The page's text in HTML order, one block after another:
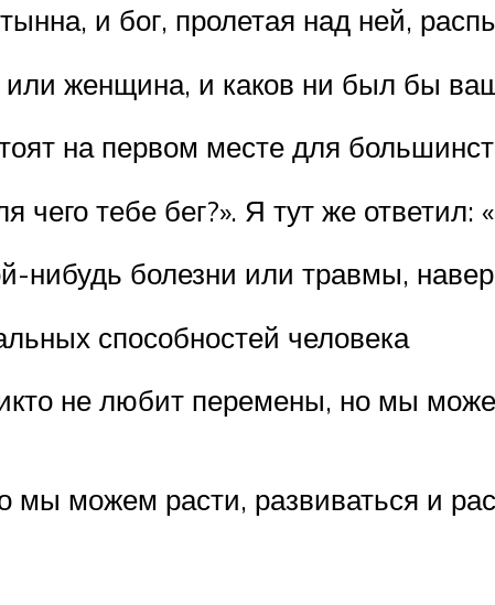
и бог, пролетая над ней,
женщина, и каков ни был бы
на первом месте для
тебе бег?». Я тут же ответил:
нибудь болезни или травмы,
способностей человека
не любит перемены, но мы
мы можем расти, развиваться и